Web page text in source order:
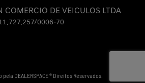
COMERCIO DE VEICULOS LTDA
0006-70
pela DEALERSPACE ® Direitos Reservados.